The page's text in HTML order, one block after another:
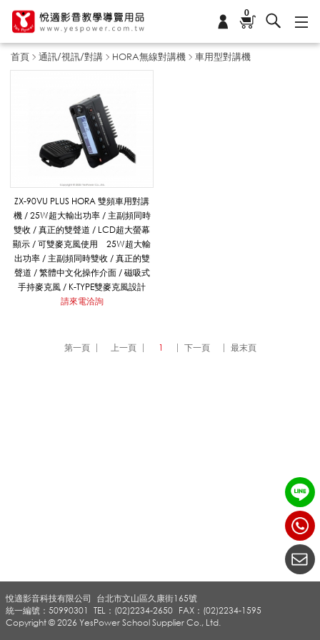
0
首頁 通訊/視訊/對講 HORA無線對講機 車用型對講機
型
對
講
A
​ZX-90VU PLUS HORA ​雙頻車用對講
機 / 25W超大輸出功率 / 主副頻同時
雙收 / 真正的雙聲道 / LCD超大螢幕
顯示 / 可雙麥克風使用 25W超大輸
出功率 / 主副頻同時雙收 / 真正的雙
聲道 / 繁體中文化操作介面 / 磁吸式
手持麥克風 / K-TYPE​雙麥克風設計
請來電洽詢
第一頁 上一頁 1 下一頁 最末頁
悅適影音科技有限公司
TEL：(02)2234-2650 FAX：(02)2234-1595
台北市文山區久康街165號
統一編號：50990301
Copyright © 2026 YesPower School Supplier Co., Ltd.